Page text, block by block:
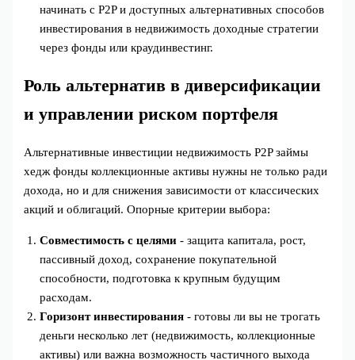
начинать с P2P и доступных альтернативных способов
инвестирования в недвижимость доходные стратегии
через фонды или краудинвестинг.
Роль альтернатив в диверсификации
и управлении риском портфеля
Альтернативные инвестиции недвижимость P2P займы
хедж фонды коллекционные активы нужны не только ради
дохода, но и для снижения зависимости от классических
акций и облигаций. Опорные критерии выбора:
Совместимость с целями - защита капитала, рост,
пассивный доход, сохранение покупательной
способности, подготовка к крупным будущим
расходам.
Горизонт инвестирования - готовы ли вы не трогать
деньги несколько лет (недвижимость, коллекционные
активы) или важна возможность частичного выхода